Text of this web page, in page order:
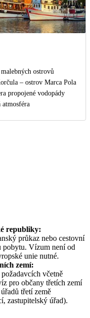
ostrovů
– ostrov Marca Pola
propojené vodopády
atmosféra
republiky:
průkaz nebo cestovní
pobytu. Vízum není od
unie nutné.
zemí:
včetně
pro občany třetích zemí
třetí země
zastupitelský úřad).